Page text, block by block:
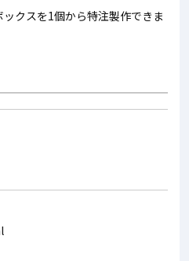
クスを1個から特注製作できま